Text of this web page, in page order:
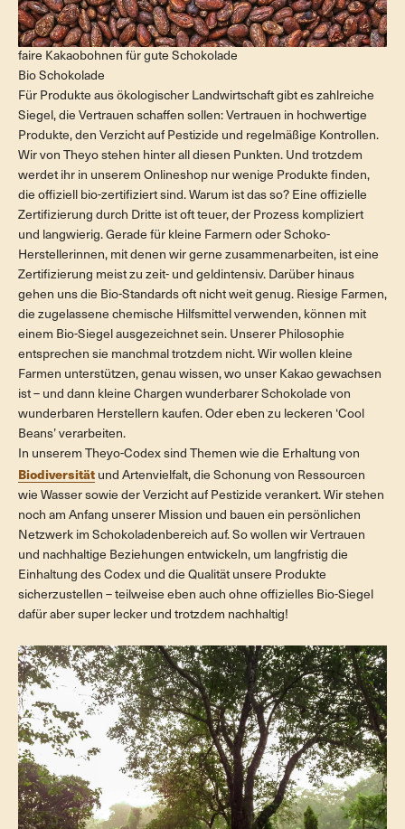
faire Kakaobohnen für gute Schokolade
Bio Schokolade
Für Produkte aus ökologischer Landwirtschaft gibt es zahlreiche
Siegel, die Vertrauen schaffen sollen: Vertrauen in hochwertige
Produkte, den Verzicht auf Pestizide und regelmäßige Kontrollen.
Wir von Theyo stehen hinter all diesen Punkten. Und trotzdem
werdet ihr in unserem Onlineshop nur wenige Produkte finden,
die offiziell bio-zertifiziert sind. Warum ist das so? Eine offizielle
Zertifizierung durch Dritte ist oft teuer, der Prozess kompliziert
und langwierig. Gerade für kleine Farmern oder Schoko-
Herstellerinnen, mit denen wir gerne zusammenarbeiten, ist eine
Zertifizierung meist zu zeit- und geldintensiv. Darüber hinaus
gehen uns die Bio-Standards oft nicht weit genug. Riesige Farmen,
die zugelassene chemische Hilfsmittel verwenden, können mit
einem Bio-Siegel ausgezeichnet sein. Unserer Philosophie
entsprechen sie manchmal trotzdem nicht. Wir wollen kleine
Farmen unterstützen, genau wissen, wo unser Kakao gewachsen
ist – und dann kleine Chargen wunderbarer Schokolade von
wunderbaren Herstellern kaufen. Oder eben zu leckeren ‘Cool
Beans’ verarbeiten.
In unserem Theyo-Codex sind Themen wie die Erhaltung von
Biodiversität und Artenvielfalt, die Schonung von Ressourcen
wie Wasser sowie der Verzicht auf Pestizide verankert. Wir stehen
noch am Anfang unserer Mission und bauen ein persönlichen
Netzwerk im Schokoladenbereich auf. So wollen wir Vertrauen
und nachhaltige Beziehungen entwickeln, um langfristig die
Einhaltung des Codex und die Qualität unsere Produkte
sicherzustellen – teilweise eben auch ohne offizielles Bio-Siegel
dafür aber super lecker und trotzdem nachhaltig!